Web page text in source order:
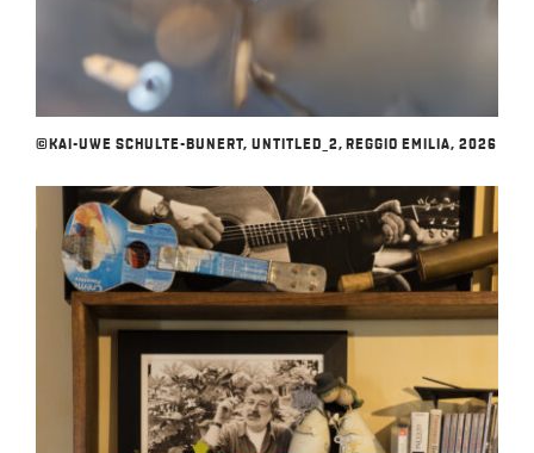
©KAI-UWE SCHULTE-BUNERT, UNTITLED_2, REGGIO EMILIA, 2026